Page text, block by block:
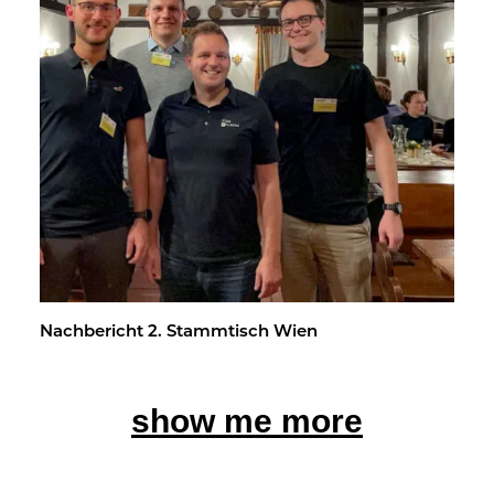
Nach­be­richt 2. Stamm­tisch Wien
show me more